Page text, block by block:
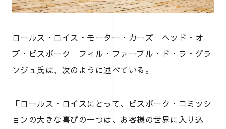
ロールス・ロイス・モーター・カーズ ヘッド・オ
ブ・ビスポーク フィル・ファーブル・ド・ラ・グラ
ンジュ氏は、次のように述べている。
「ロールス・ロイスにとって、ビスポーク・コミッシ
ョンの大きな喜びの一つは、お客様の世界に入り込